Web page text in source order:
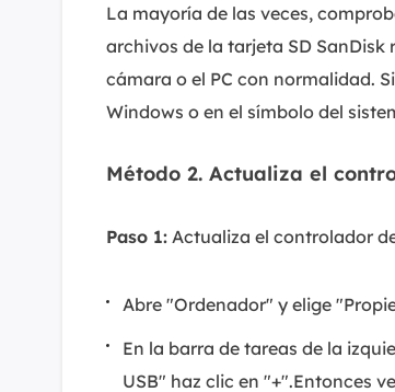
La mayoría de las veces,
archivos de la tarjeta SD
cámara o el PC con normalidad.
Windows o en el símbolo del
Método 2. Actualiza el
Paso 1: Actualiza el controlador
Abre "Ordenador" y elige
En la barra de tareas de la
USB" haz clic en "+".Entonces